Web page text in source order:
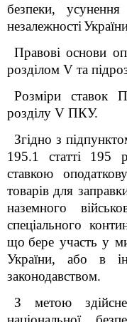
безпеки, усунення
незалежності
Правові основи
розділом V та
Розміри ставок
розділу V ПКУ.
Згідно з
195.1 статті
ставкою
товарів для
наземного
спеціального
що бере участь у
України, або в
законодавством.
З метою